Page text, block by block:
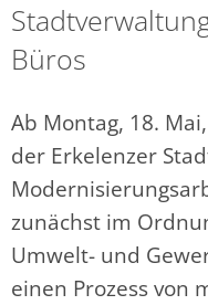
Büros
Ab Montag, 18.
der Erkelenzer
zunächst im
Umwelt- und
einen Prozess von